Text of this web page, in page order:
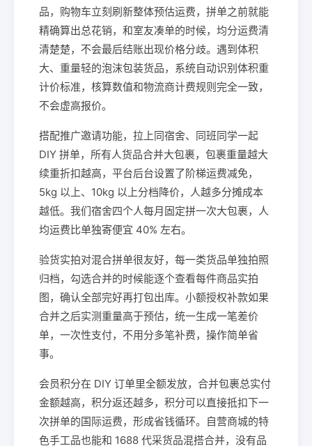
品，购物车立刻刷新整体预估运费，拼单之前就能
精确算出总花销，和室友凑单的时候，均分运费清
清楚楚，不会最后结账出现价格分歧。遇到体积
大、重量轻的泡沫包装货品，系统自动识别体积重
计价标准，核算数值和物流商计费规则完全一致，
不会虚高报价。
搭配推广邀请功能，拉上同宿舍、同班同学一起
DIY 拼单，所有人货品合并大包裹，包裹重量越大
续重折扣越高，平台后台设置了阶梯运费减免，
5kg 以上、10kg 以上分档降价，人越多分摊成本
越低。我们宿舍四个人每月固定拼一次大包裹，人
均运费比单独寄便宜 40% 左右。
验货实拍对混合拼单很友好，每一类货品单独拍照
归档，勾选合并的时候能逐个查看每件商品实拍
图，确认全部完好再打包出库。小额授权补款如果
合并之后实测重量高于预估，统一生成一笔差价
单，一次性支付，不用分多笔补费，操作简单省
事。
会员积分在 DIY 订单里全额发放，合并包裹总实付
金额越高，积分返还越多，积分可以直接抵扣下一
次拼单的国际运费，形成省钱循环。自营商城的特
色手工品也能和 1688 代采货品混搭合并，没有品